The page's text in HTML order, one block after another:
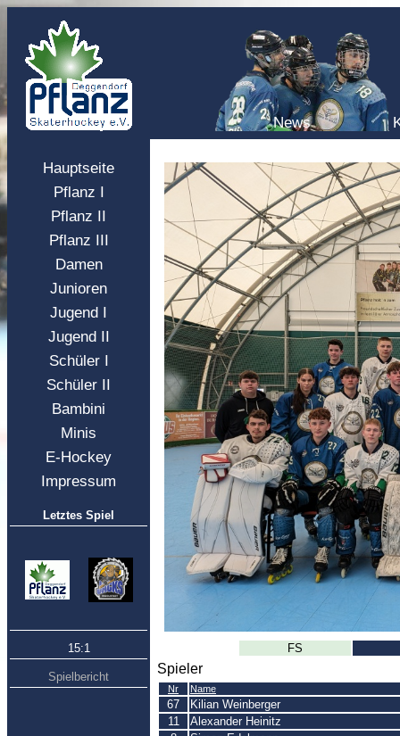
News
Hauptseite
Pflanz I
Pflanz II
Pflanz III
Damen
Junioren
Jugend I
Jugend II
Schüler I
Schüler II
Bambini
Minis
E-Hockey
Impressum
Letztes Spiel
15:1
Spielbericht
FS
Spieler
Nr Name
67
Kilian Weinberger
11
Alexander Heinitz